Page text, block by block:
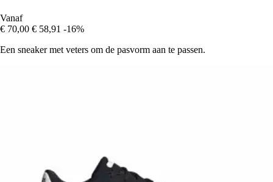
Vanaf
€ 70,00 € 58,91 -16%
Een sneaker met veters om de pasvorm aan te passen.